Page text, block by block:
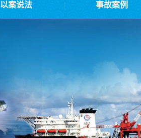
以案说法 事故案例